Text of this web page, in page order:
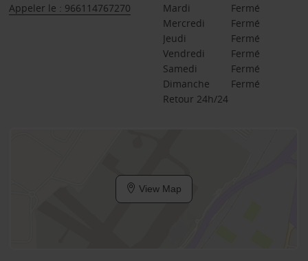
Appeler le : 966114767270
Mardi
Fermé
Mercredi
Fermé
Jeudi
Fermé
Vendredi
Fermé
Samedi
Fermé
Dimanche
Fermé
Retour 24h/24
View Map